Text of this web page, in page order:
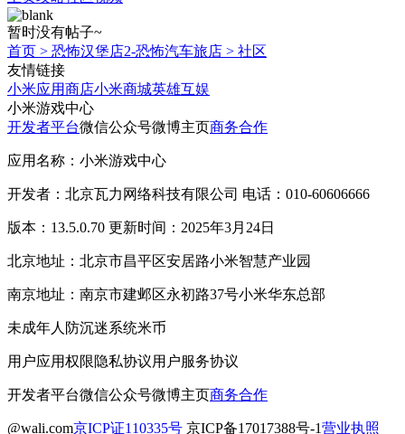
暂时没有帖子~
首页 > 恐怖汉堡店2-恐怖汽车旅店 > 社区
友情链接
小米应用商店小米商城英雄互娱
小米游戏中心
开发者平台微信公众号微博主页商务合作
应用名称：小米游戏中心
开发者：北京瓦力网络科技有限公司 电话：010-60606666
版本：13.5.0.70 更新时间：2025年3月24日
北京地址：北京市昌平区安居路小米智慧产业园
南京地址：南京市建邺区永初路37号小米华东总部
未成年人防沉迷系统米币
用户应用权限隐私协议用户服务协议
开发者平台微信公众号微博主页商务合作
@wali.com京ICP证110335号 京ICP备17017388号-1营业执照